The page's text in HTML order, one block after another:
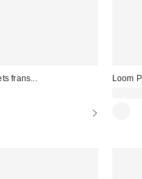
frans...
Loom